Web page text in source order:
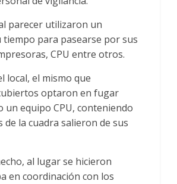
parecer utilizaron un
para pasearse por sus
CPU entre otros.
local, el mismo que
optaron en fugar
equipo CPU, conteniendo
la cuadra salieron de sus
al lugar se hicieron
en coordinación con los